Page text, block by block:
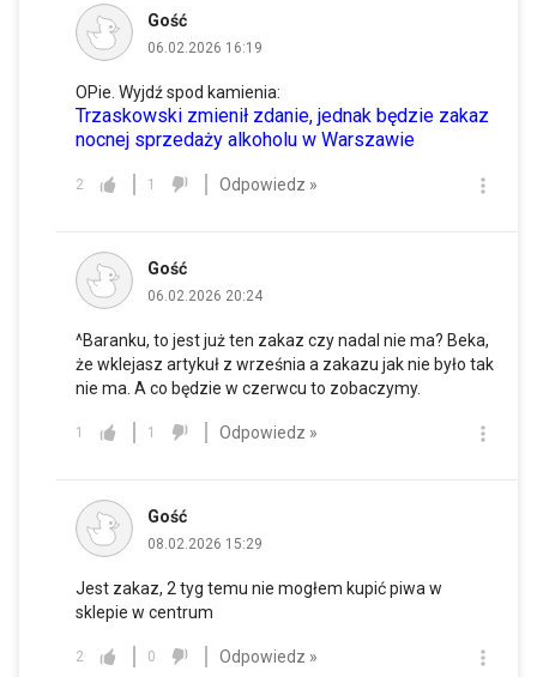
Gość
06.02.2026 16:19
OPie. Wyjdź spod kamienia:
Trzaskowski zmienił zdanie, jednak będzie zakaz
nocnej sprzedaży alkoholu w Warszawie
2 1 Odpowiedz »
Gość
06.02.2026 20:24
^Baranku, to jest już ten zakaz czy nadal nie ma? Beka,
że wklejasz artykuł z września a zakazu jak nie było tak
nie ma. A co będzie w czerwcu to zobaczymy.
1 1 Odpowiedz »
Gość
08.02.2026 15:29
Jest zakaz, 2 tyg temu nie mogłem kupić piwa w
sklepie w centrum
2 0 Odpowiedz »